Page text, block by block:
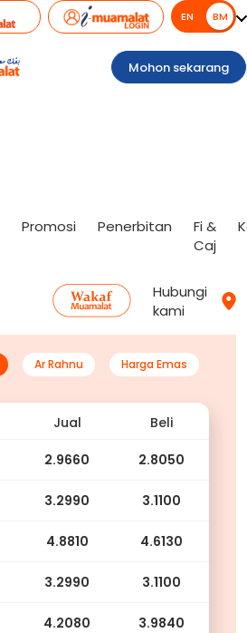
EN BM
BM
Promosi Penerbitan
Fi &
Caj
Hubungi
kami
Ar Rahnu Harga Emas
Jual Beli
2.9660 2.8050
3.2990 3.1100
4.8810 4.6130
3.2990 3.1100
4.2080 3.9840
Mohon sekarang